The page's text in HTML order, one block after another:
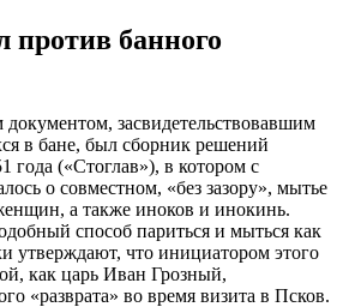
против банного
засвидетельствовавшим
в бане, был сборник решений
года («Стоглав»), в котором с
о совместном, «без зазору», мытье
а также иноков и инокинь.
способ париться и мыться как
утверждают, что инициатором этого
как царь Иван Грозный,
«разврата» во время визита в Псков.